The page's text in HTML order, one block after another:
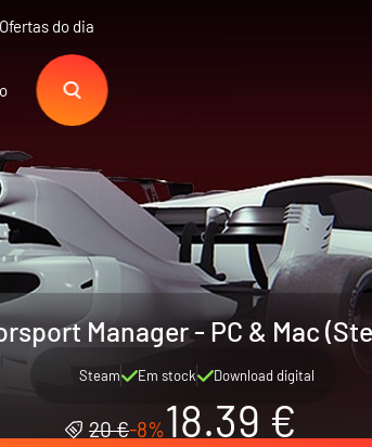
Ofertas do dia
Manager - PC & Mac
Steam Em stock Download digital
20 €-8%18.39 €